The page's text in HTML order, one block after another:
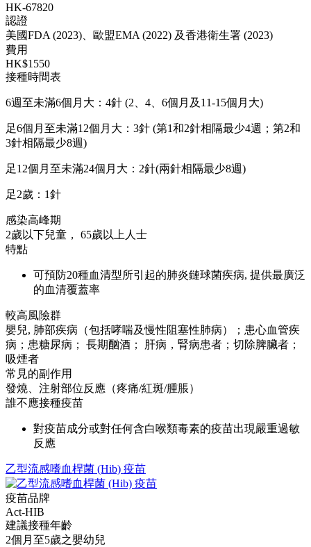
HK-67820
認證
美國FDA (2023)、歐盟EMA (2022) 及香港衛生署 (2023)
費用
HK$1550
接種時間表
6週至未滿6個月大：4針 (2、4、6個月及11-15個月大)
足6個月至未滿12個月大：3針 (第1和2針相隔最少4週；第2和
3針相隔最少8週)
足12個月至未滿24個月大：2針(兩針相隔最少8週)
足2歲：1針
感染高峰期
2歲以下兒童， 65歲以上人士
特點
可預防20種血清型所引起的肺炎鏈球菌疾病, 提供最廣泛
的血清覆蓋率
較高風險群
嬰兒, 肺部疾病（包括哮喘及慢性阻塞性肺病）；患心血管疾
病；患糖尿病； 長期酗酒； 肝病，腎病患者；切除脾臟者；
吸煙者
常見的副作用
發燒、注射部位反應（疼痛/紅斑/腫脹）
誰不應接種疫苗
對疫苗成分或對任何含白喉類毒素的疫苗出現嚴重過敏
反應
乙型流感嗜血桿菌 (Hib) 疫苗
疫苗品牌
Act-HIB
建議接種年齡
2個月至5歲之嬰幼兒